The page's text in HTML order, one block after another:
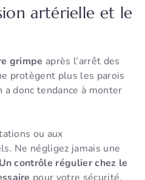
artérielle et le
grimpe après l’arrêt des
protègent plus les parois
donc tendance à monter
ou aux
Ne négligez jamais une
Un contrôle régulier chez le